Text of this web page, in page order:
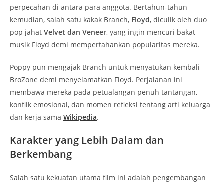
perpecahan di antara para anggota. Bertahun-tahun
kemudian, salah satu kakak Branch, Floyd, diculik oleh duo
pop jahat Velvet dan Veneer, yang ingin mencuri bakat
musik Floyd demi mempertahankan popularitas mereka.
Poppy pun mengajak Branch untuk menyatukan kembali
BroZone demi menyelamatkan Floyd. Perjalanan ini
membawa mereka pada petualangan penuh tantangan,
konflik emosional, dan momen refleksi tentang arti keluarga
dan kerja sama Wikipedia.
Karakter yang Lebih Dalam dan
Berkembang
Salah satu kekuatan utama film ini adalah pengembangan